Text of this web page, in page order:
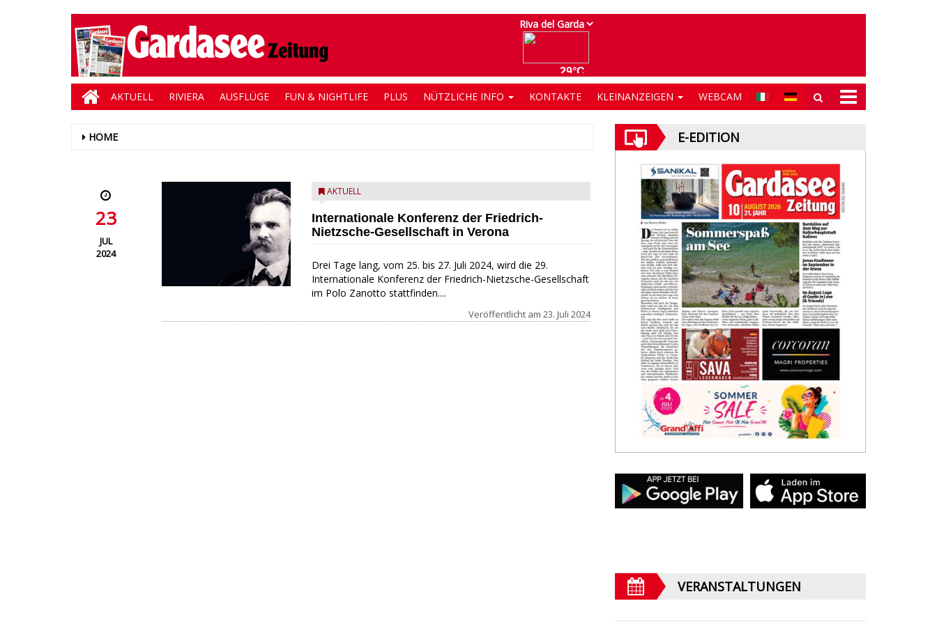
AKTUELL RIVIERA AUSFLÜGE FUN & NIGHTLIFE PLUS NÜTZLICHE INFO KONTAKTE KLEINANZEIGEN WEBCAM
HOME
23
JUL
2024
AKTUELL
Internationale Konferenz der Friedrich-
Nietzsche-Gesellschaft in Verona
Drei Tage lang, vom 25. bis 27. Juli 2024, wird die 29.
Internationale Konferenz der Friedrich-Nietzsche-Gesellschaft
im Polo Zanotto stattfinden....
Veröffentlicht am 23. Juli 2024
E-EDITION
VERANSTALTUNGEN